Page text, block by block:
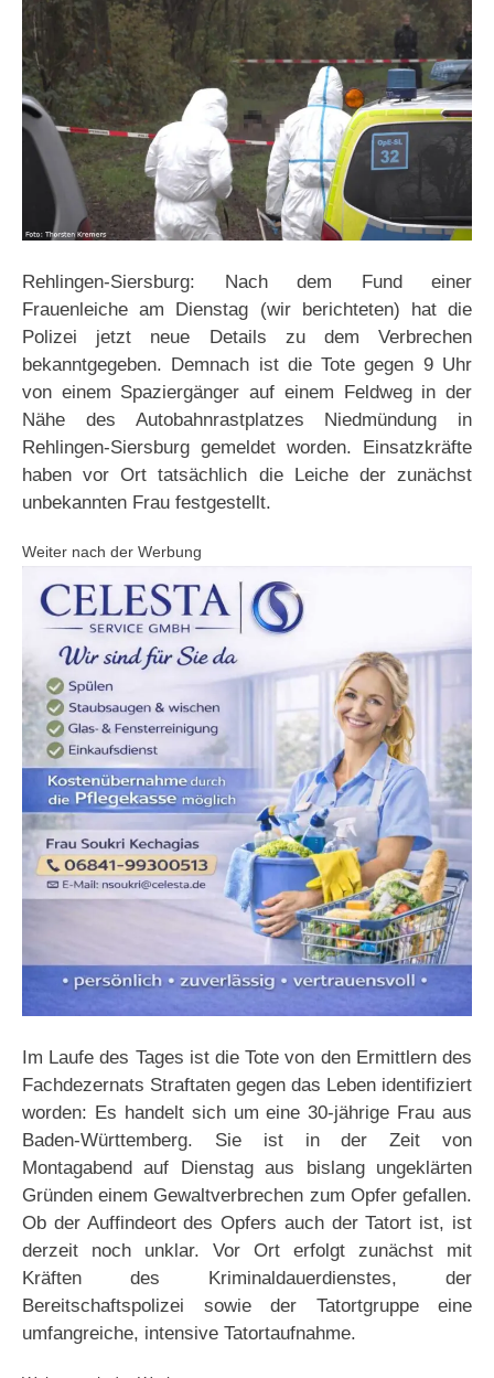
Rehlingen-Siersburg: Nach dem Fund einer
Frauenleiche am Dienstag (wir berichteten) hat die
Polizei jetzt neue Details zu dem Verbrechen
bekanntgegeben. Demnach ist die Tote gegen 9 Uhr
von einem Spaziergänger auf einem Feldweg in der
Nähe des Autobahnrastplatzes Niedmündung in
Rehlingen-Siersburg gemeldet worden. Einsatzkräfte
haben vor Ort tatsächlich die Leiche der zunächst
unbekannten Frau festgestellt.
Weiter nach der Werbung
Im Laufe des Tages ist die Tote von den Ermittlern des
Fachdezernats Straftaten gegen das Leben identifiziert
worden: Es handelt sich um eine 30-jährige Frau aus
Baden-Württemberg. Sie ist in der Zeit von
Montagabend auf Dienstag aus bislang ungeklärten
Gründen einem Gewaltverbrechen zum Opfer gefallen.
Ob der Auffindeort des Opfers auch der Tatort ist, ist
derzeit noch unklar. Vor Ort erfolgt zunächst mit
Kräften des Kriminaldauerdienstes, der
Bereitschaftspolizei sowie der Tatortgruppe eine
umfangreiche, intensive Tatortaufnahme.